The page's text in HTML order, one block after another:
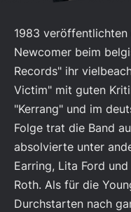
1983
Newcomer beim
Records" ihr
Victim" mit guten
"Kerrang" und im
Folge trat die Band
absolvierte unter
Earring, Lita Ford
Roth. Als für die
Durchstarten nach